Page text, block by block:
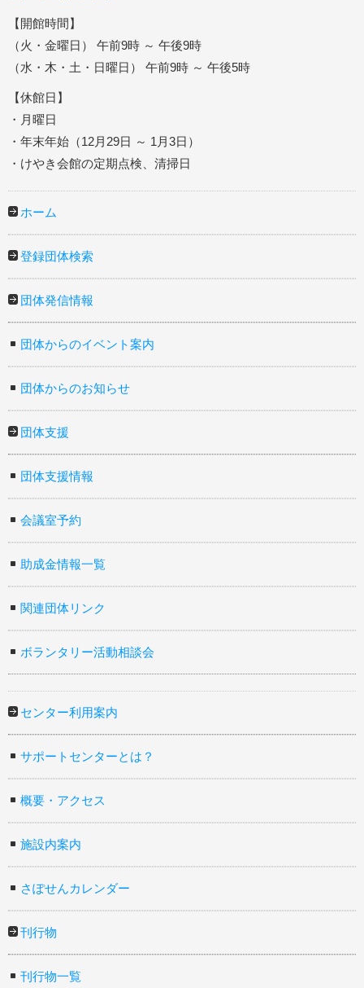
【開館時間】
（火・金曜日） 午前9時 ～ 午後9時
（水・木・土・日曜日） 午前9時 ～ 午後5時
【休館日】
・月曜日
・年末年始（12月29日 ～ 1月3日）
・けやき会館の定期点検、清掃日
ホーム
登録団体検索
団体発信情報
団体からのイベント案内
団体からのお知らせ
団体支援
団体支援情報
会議室予約
助成金情報一覧
関連団体リンク
ボランタリー活動相談会
センター利用案内
サポートセンターとは？
概要・アクセス
施設内案内
さぽせんカレンダー
刊行物
刊行物一覧